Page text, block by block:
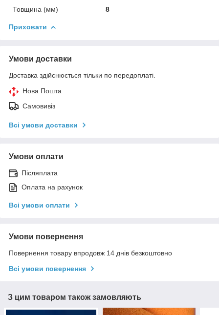
Товщина (мм)
8
Приховати
Умови доставки
Доставка здійснюється тільки по передоплаті.
Нова Пошта
Самовивіз
Всі умови доставки
Умови оплати
Післяплата
Оплата на рахунок
Всі умови оплати
Умови повернення
Повернення товару впродовж 14 днів безкоштовно
Всі умови повернення
З цим товаром також замовляють